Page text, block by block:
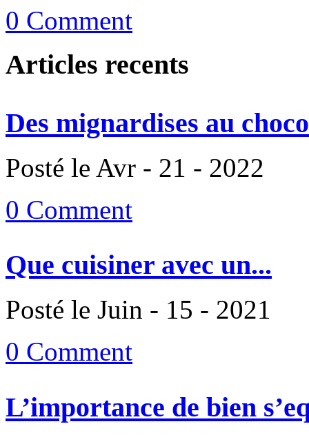
0 Comment
Articles recents
Des mignardises au
Posté le Avr - 21 - 2022
0 Comment
Que cuisiner avec un...
Posté le Juin - 15 - 2021
0 Comment
L’importance de bien